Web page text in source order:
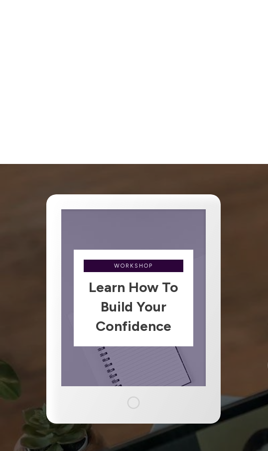
WORKSHOP
Learn How To
Build Your
Confidence